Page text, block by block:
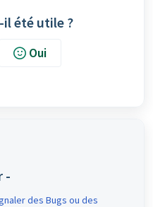
été utile ?
Oui
-
des Bugs ou des